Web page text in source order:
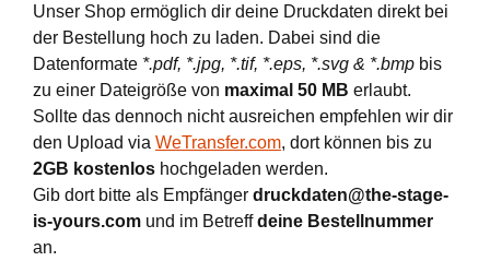
Unser Shop ermöglich dir deine Druckdaten direkt bei
der Bestellung hoch zu laden. Dabei sind die
Datenformate *.pdf, *.jpg, *.tif, *.eps, *.svg & *.bmp bis
zu einer Dateigröße von maximal 50 MB erlaubt.
Sollte das dennoch nicht ausreichen empfehlen wir dir
den Upload via WeTransfer.com, dort können bis zu
2GB kostenlos hochgeladen werden.
Gib dort bitte als Empfänger druckdaten@the-stage-
is-yours.com und im Betreffdeine Bestellnummer
an.